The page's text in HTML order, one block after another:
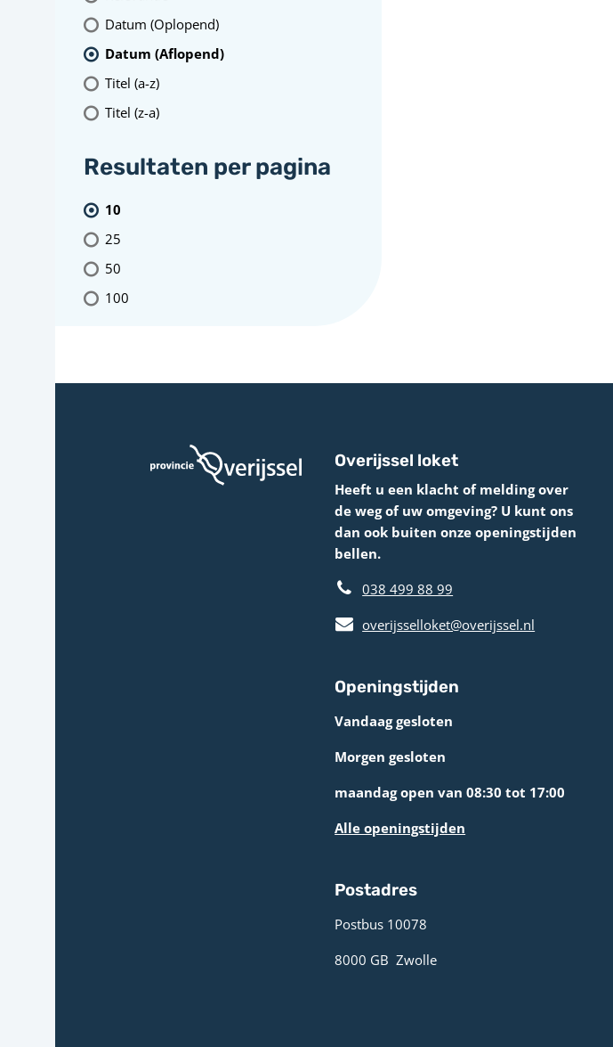
Datum (Oplopend)
Datum (Aflopend)
Titel (a-z)
Titel (z-a)
Resultaten per pagina
10
25
50
100
Overijssel loket
Heeft u een klacht of melding over
de weg of uw omgeving? U kunt ons
dan ook buiten onze openingstijden
bellen.
038 499 88 99
overijsselloket@overijssel.nl
Openingstijden
Vandaag gesloten
Morgen gesloten
maandag open van 08:30 tot 17:00
Alle openingstijden
Postadres
Postbus 10078 ­
8000 GB ­ Zwolle